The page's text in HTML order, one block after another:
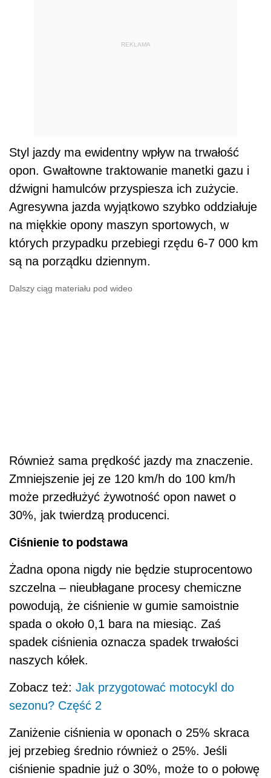
REKLAMA
Styl jazdy ma ewidentny wpływ na trwałość
opon. Gwałtowne traktowanie manetki gazu i
dźwigni hamulców przyspiesza ich zużycie.
Agresywna jazda wyjątkowo szybko oddziałuje
na miękkie opony maszyn sportowych, w
których przypadku przebiegi rzędu 6-7 000 km
są na porządku dziennym.
Dalszy ciąg materiału pod wideo
Również sama prędkość jazdy ma znaczenie.
Zmniejszenie jej ze 120 km/h do 100 km/h
może przedłużyć żywotność opon nawet o
30%, jak twierdzą producenci.
Ciśnienie to podstawa
Żadna opona nigdy nie będzie stuprocentowo
szczelna – nieubłagane procesy chemiczne
powodują, że ciśnienie w gumie samoistnie
spada o około 0,1 bara na miesiąc. Zaś
spadek ciśnienia oznacza spadek trwałości
naszych kółek.
Zobacz też: Jak przygotować motocykl do
sezonu? Część 2
Zaniżenie ciśnienia w oponach o 25% skraca
jej przebieg średnio również o 25%. Jeśli
ciśnienie spadnie już o 30%, może to o połowę